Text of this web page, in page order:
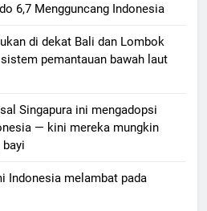
6,7 Mengguncang Indonesia
di dekat Bali dan Lombok
pemantauan bawah laut
Singapura ini mengadopsi
— kini mereka mungkin
Indonesia melambat pada